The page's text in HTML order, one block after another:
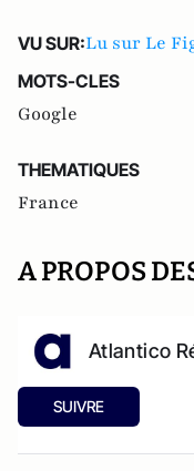
VU SUR:Lu sur Le
MOTS-CLES
Google
THEMATIQUES
France
A PROPOS
Atlantico
SUIVRE